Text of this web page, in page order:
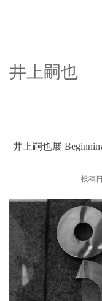
井上嗣也
井上嗣也展
投稿